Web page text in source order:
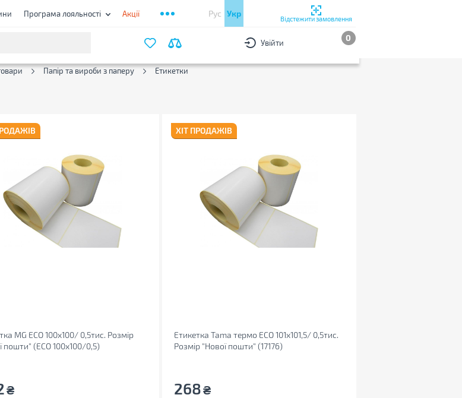
Програма лояльності Акції Рус Укр
Відстежити замовлення
Увійти 0
Папір та вироби з паперу Етикетки
ФІЛЬТРИ За популярністю
MG ECO 100x100/ 0,5тис. Розмір
пошти" (ECO 100x100/0,5)
₴
ХІТ ПРОДАЖІВ
Етикетка Tama термо ECO 101x101,5/ 0,5тис.
Розмір "Нової пошти" (17176)
268₴